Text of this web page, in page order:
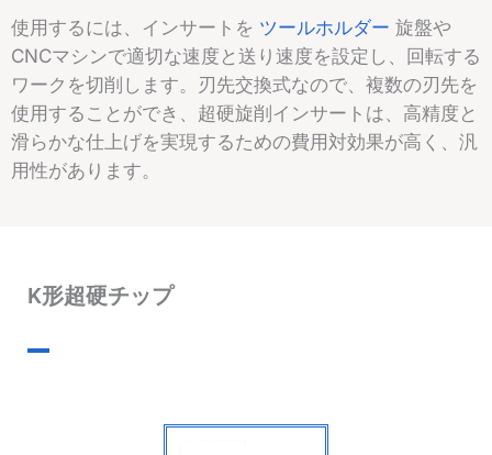
使用するには、インサートを ツールホルダー 旋盤や
CNCマシンで適切な速度と送り速度を設定し、回転する
ワークを切削します。刃先交換式なので、複数の刃先を
使用することができ、超硬旋削インサートは、高精度と
滑らかな仕上げを実現するための費用対効果が高く、汎
用性があります。
K形超硬チップ